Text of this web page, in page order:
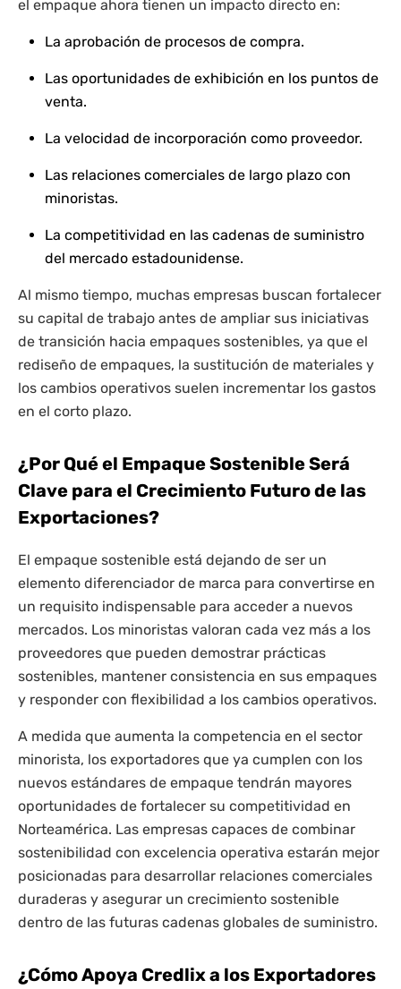
el empaque ahora tienen un impacto directo en:
La aprobación de procesos de compra.
Las oportunidades de exhibición en los puntos de
venta.
La velocidad de incorporación como proveedor.
Las relaciones comerciales de largo plazo con
minoristas.
La competitividad en las cadenas de suministro
del mercado estadounidense.
Al mismo tiempo, muchas empresas buscan fortalecer
su capital de trabajo antes de ampliar sus iniciativas
de transición hacia empaques sostenibles, ya que el
rediseño de empaques, la sustitución de materiales y
los cambios operativos suelen incrementar los gastos
en el corto plazo.
¿Por Qué el Empaque Sostenible Será
Clave para el Crecimiento Futuro de las
Exportaciones?
El empaque sostenible está dejando de ser un
elemento diferenciador de marca para convertirse en
un requisito indispensable para acceder a nuevos
mercados. Los minoristas valoran cada vez más a los
proveedores que pueden demostrar prácticas
sostenibles, mantener consistencia en sus empaques
y responder con flexibilidad a los cambios operativos.
A medida que aumenta la competencia en el sector
minorista, los exportadores que ya cumplen con los
nuevos estándares de empaque tendrán mayores
oportunidades de fortalecer su competitividad en
Norteamérica. Las empresas capaces de combinar
sostenibilidad con excelencia operativa estarán mejor
posicionadas para desarrollar relaciones comerciales
duraderas y asegurar un crecimiento sostenible
dentro de las futuras cadenas globales de suministro.
¿Cómo Apoya Credlix a los Exportadores